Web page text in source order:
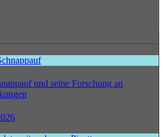
und seine Forschung an